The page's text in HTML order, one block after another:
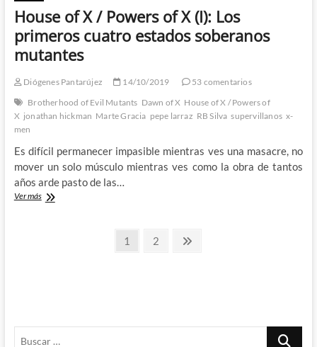
House of X / Powers of X (I): Los
primeros cuatro estados soberanos
mutantes
Diógenes Pantarújez 14/10/2019
53 comentarios
Brotherhood of Evil Mutants Dawn of X House of X / Powers of
X jonathan hickman Marte Gracia pepe larraz RB Silva supervillanos x-
men
Es difícil permanecer impasible mientras ves una masacre, no
mover un solo músculo mientras ves como la obra de tantos
años arde pasto de las…
Ver másHouse
Página
1 Página
2
Buscar